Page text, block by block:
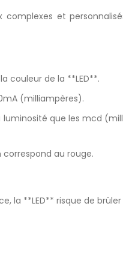
et
couleur de la **LED**.
(milliampères).
que les mcd
au rouge.
la **LED** risque de